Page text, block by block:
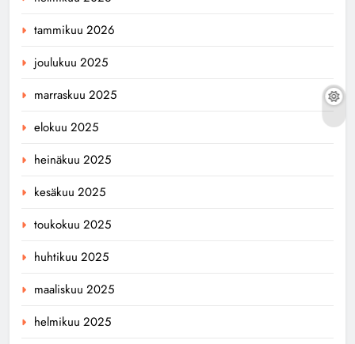
tammikuu 2026
joulukuu 2025
marraskuu 2025
elokuu 2025
heinäkuu 2025
kesäkuu 2025
toukokuu 2025
huhtikuu 2025
maaliskuu 2025
helmikuu 2025